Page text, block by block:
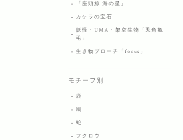
「座頭鯨 海の星」
カケラの宝石
妖怪・UMA・架空生物「兎角亀
毛」
生き物ブローチ「focus」
モチーフ別
鹿
鳩
蛇
フクロウ